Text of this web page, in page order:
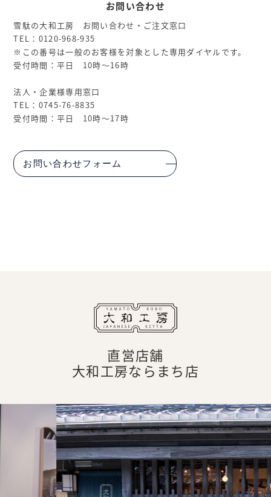
お問い合わせ
雪駄の大和工房 お問い合わせ・ご注文窓口
TEL：0120-968-935
※この番号は一般のお客様を対象とした専用ダイヤルです。
受付時間：平日 10時～16時
法人・企業様専用窓口
TEL：0745-76-8835
受付時間：平日 10時～17時
お問い合わせフォーム
直営店舗
大和工房ならまち店